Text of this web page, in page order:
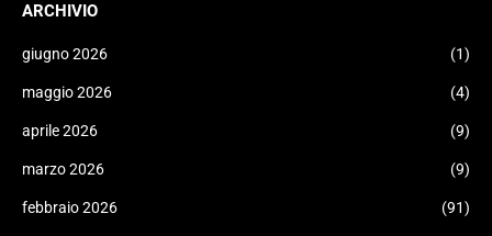
ARCHIVIO
giugno 2026 (1)
maggio 2026 (4)
aprile 2026 (9)
marzo 2026 (9)
febbraio 2026 (91)